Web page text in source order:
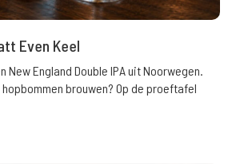
Even Keel
New England Double IPA uit Noorwegen.
brouwen? Op de proeftafel